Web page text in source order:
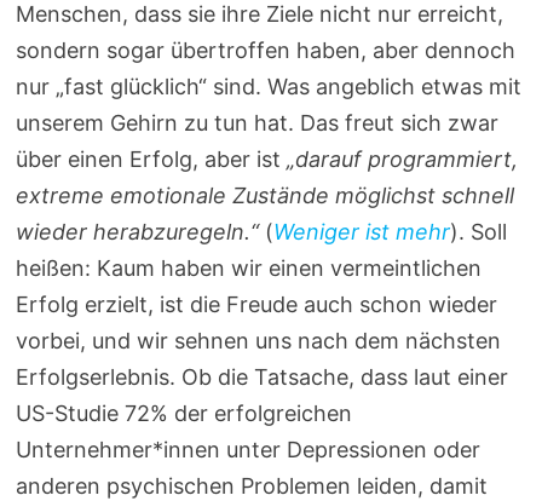
Menschen, dass sie ihre Ziele nicht nur erreicht,
sondern sogar übertroffen haben, aber dennoch
nur „fast glücklich“ sind. Was angeblich etwas mit
unserem Gehirn zu tun hat. Das freut sich zwar
über einen Erfolg, aber ist„darauf programmiert,
extreme emotionale Zustände möglichst schnell
wieder herabzuregeln.“(Weniger ist mehr). Soll
heißen: Kaum haben wir einen vermeintlichen
Erfolg erzielt, ist die Freude auch schon wieder
vorbei, und wir sehnen uns nach dem nächsten
Erfolgserlebnis. Ob die Tatsache, dass laut einer
US-Studie 72% der erfolgreichen
Unternehmer*innen unter Depressionen oder
anderen psychischen Problemen leiden, damit